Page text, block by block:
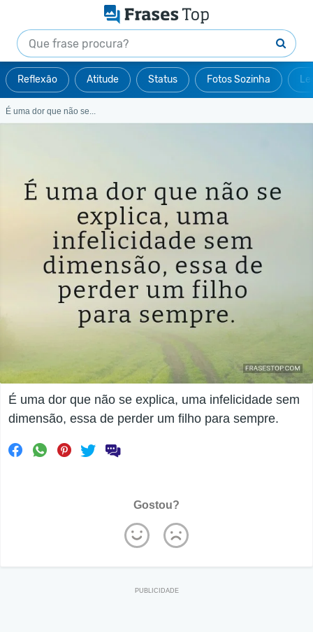
Reflexão Atitude Status Fotos Sozinha
É uma dor que não se...
É uma dor que não se explica, uma infelicidade sem
dimensão, essa de perder um filho para sempre.
Gostou?